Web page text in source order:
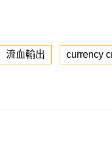
流血輸出 currency